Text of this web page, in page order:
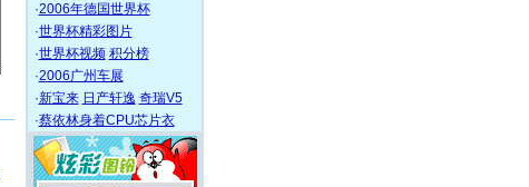
·2006年德国世界杯
·世界杯精彩图片
·世界杯视频 积分榜
·2006广州车展
·新宝来 日产轩逸 奇瑞V5
·蔡依林身着CPU芯片衣